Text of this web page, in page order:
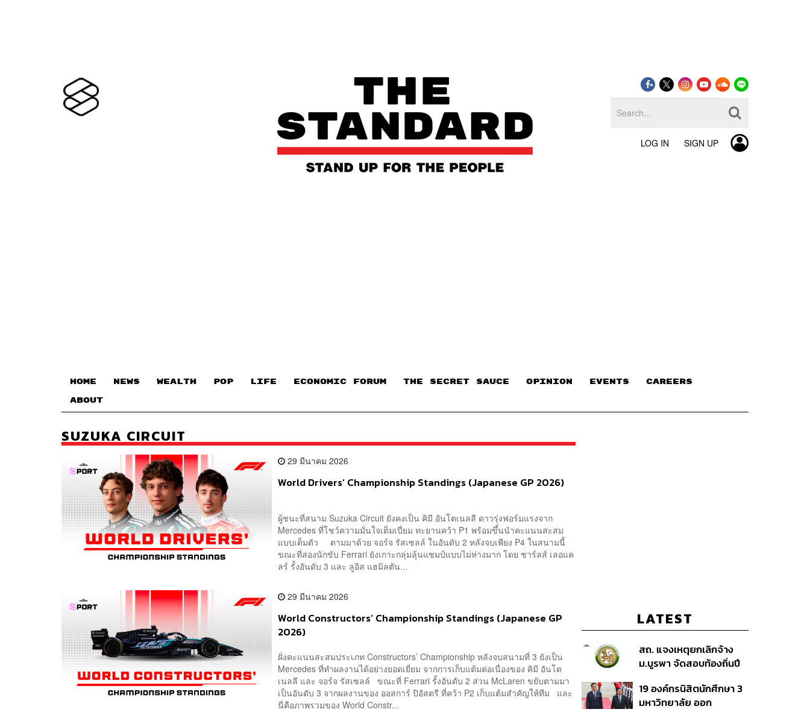
LOG IN SIGN UP
HOME NEWS WEALTH POP LIFE ECONOMIC FORUM THE SECRET SAUCE​ OPINION EVENTS CAREERS
ABOUT
SUZUKA CIRCUIT
29 มีนาคม 2026
World Drivers’ Championship Standings (Japanese GP 2026)
ผู้ชนะที่สนาม Suzuka Circuit ยังคงเป็น คิมี อันโตเนลลี ดาวรุ่งฟอร์มแรงจาก
Mercedes ที่โชว์ความมั่นใจเต็มเปี่ยม ทะยานคว้า P1 พร้อมขึ้นนำคะแนนสะสม
แบบเต็มตัว ตามมาด้วย จอร์จ รัสเซลล์ ในอันดับ 2 หลังจบเพียง P4 ในสนามนี้
ขณะที่สองนักขับ Ferrari ยังเกาะกลุ่มลุ้นแชมป์แบบไม่ห่างมาก โดย ชาร์ลส์ เลอแค
ลร์ รั้งอันดับ 3 และ ลูอิส แฮมิลตัน...
29 มีนาคม 2026
World Constructors’ Championship Standings (Japanese GP
2026)
ฝั่งคะแนนสะสมประเภท Constructors’ Championship หลังจบสนามที่ 3 ยังเป็น
Mercedes ที่ทำผลงานได้อย่างยอดเยี่ยม จากการเก็บแต้มต่อเนื่องของ คิมี อันโต
เนลลี และ จอร์จ รัสเซลล์ ขณะที่ Ferrari รั้งอันดับ 2 ส่วน McLaren ขยับตามมา
เป็นอันดับ 3 จากผลงานของ ออสการ์ ปิอัสตรี ที่คว้า P2 เก็บแต้มสำคัญให้ทีม และ
นี่คือภาพรวมของ World Constr...
LATEST
สถ. แจงเหตุยกเลิกจ้าง
ม.บูรพา จัดสอบท้องถิ่นปี
19 องค์กรนิสิตนักศึกษา 3
มหาวิทยาลัย ออก